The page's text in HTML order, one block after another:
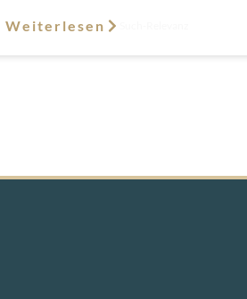
Weiterlesen